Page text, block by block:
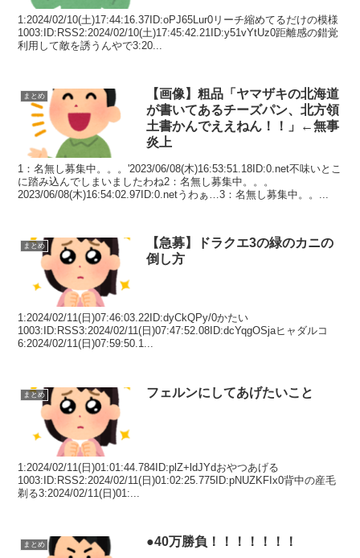
1:2024/02/10(土)17:44:16.37ID:oPJ65Lur0リーチ縮めてるだけの模様
1003:ID:RSS2:2024/02/10(土)17:45:42.21ID:y51vYtUz0距離感の錯覚
利用して敵を誘うんやで3:20...
まとめ
【画像】粗品「ヤマザキの北海道
が書いてあるチーズパン、北方領
土書かんでええねん！！」←無事
炎上
1：名無し募集中。。。'2023/06/08(木)16:53:51.18ID:0.net不味いとこ
に踏み込んでしまいましたわね2：名無し募集中。。。
2023/06/08(木)16:54:02.97ID:0.netうわぁ…3：名無し募集中。。...
まとめ
【急募】ドラクエ3の緑のカニの
倒し方
1:2024/02/11(日)07:46:03.22ID:dyCkQPy/0かたい
1003:ID:RSS3:2024/02/11(日)07:47:52.08ID:dcYqgOSjaヒャダルコ
6:2024/02/11(日)07:59:50.1...
まとめ フェルンにしてあげたいこと
1:2024/02/11(日)01:01:44.784ID:plZ+ldJYdおやつあげる
1003:ID:RSS2:2024/02/11(日)01:02:25.775ID:pNUZKFIx0背中の産毛
剃る3:2024/02/11(日)01:...
まとめ ●40万勝負！！！！！！！